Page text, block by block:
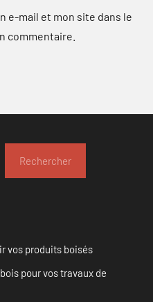
e-mail et mon site dans le
commentaire.
Rechercher
vos produits boisés
pour vos travaux de